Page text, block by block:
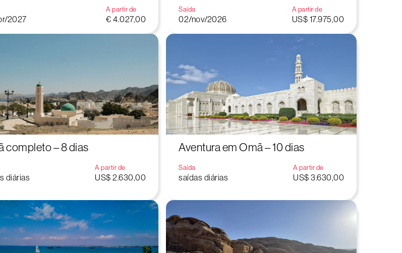
2027
A partir de
€ 4.027,00
Saída
02/nov/2026
A partir de
US$ 17.975,00
completo – 8 dias
diárias
A partir de
US$ 2.630,00
Aventura em Omã – 10 dias
Saída
saídas diárias
A partir de
US$ 3.630,00